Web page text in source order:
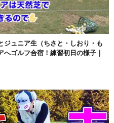
ジュニア生（ちさと・しおり・も
ゴルフ合宿！練習初日の様子｜